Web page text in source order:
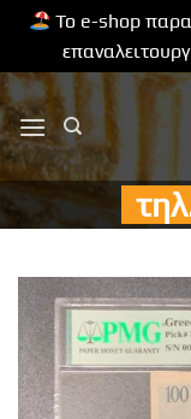
Το e-shop
Μετάβαση
στο
περιεχόμενο